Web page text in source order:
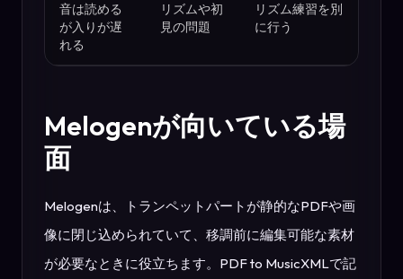
音は読める
が入りが遅
れる
リズムや初
見の問題
リズム練習を別
に行う
Melogenが向いている場
面
Melogenは、トランペットパートが静的なPDFや画
像に閉じ込められていて、移調前に編集可能な素材
が必要なときに役立ちます。PDF to MusicXMLで記